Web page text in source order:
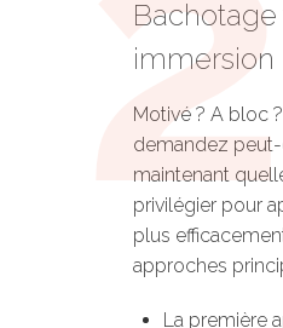
Bachotage
immersion
Motivé ? A bloc
demandez
maintenant
privilégier pour
plus
approches
La première